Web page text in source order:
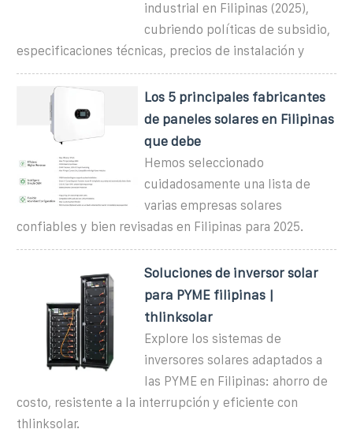
industrial en Filipinas (2025),
cubriendo políticas de subsidio,
especificaciones técnicas, precios de instalación y
Los 5 principales fabricantes
de paneles solares en Filipinas
que debe
Hemos seleccionado
cuidadosamente una lista de
varias empresas solares
confiables y bien revisadas en Filipinas para 2025.
Soluciones de inversor solar
para PYME filipinas |
thlinksolar
Explore los sistemas de
inversores solares adaptados a
las PYME en Filipinas: ahorro de
costo, resistente a la interrupción y eficiente con
thlinksolar.